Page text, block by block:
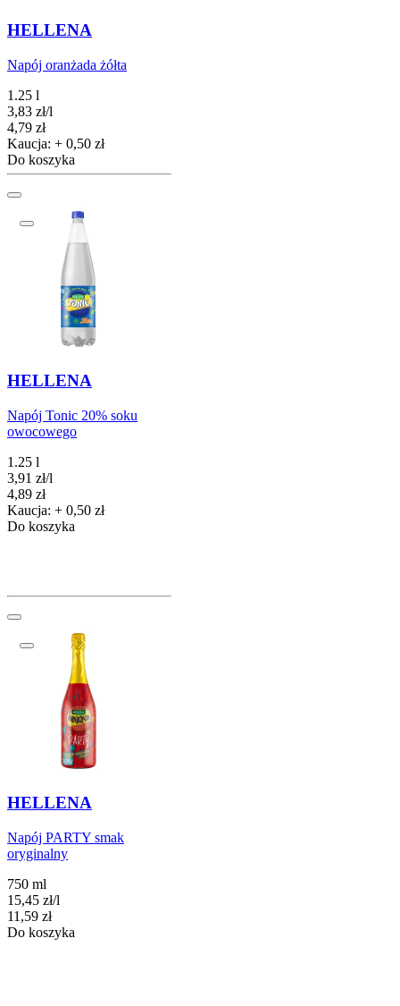
HELLENA
Napój oranżada żółta
1.25 l
3,83 zł/l
Cena
4,79 zł
Kaucja: + 0,50 zł
Do koszyka
HELLENA
Napój Tonic 20% soku
owocowego
1.25 l
3,91 zł/l
Cena
4,89 zł
Kaucja: + 0,50 zł
Do koszyka
HELLENA
Napój PARTY smak
oryginalny
750 ml
15,45 zł/l
Cena
11,59 zł
Do koszyka